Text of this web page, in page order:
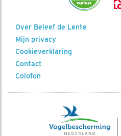
Over Beleef de Lente
Mijn privacy
Cookieverklaring
Contact
Colofon